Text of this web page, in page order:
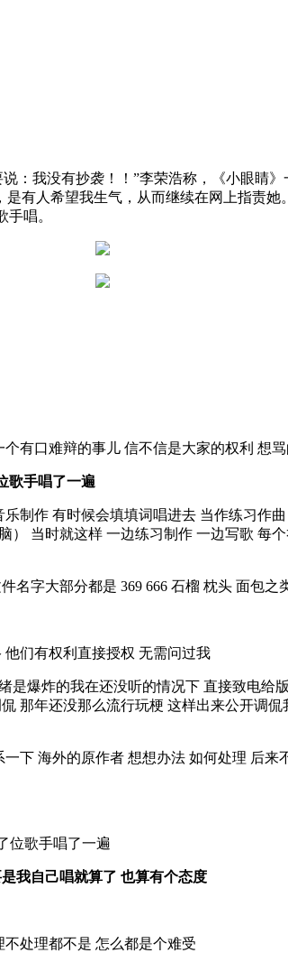
我没有抄袭！！”李荣浩称，《小眼睛》
有人希望我生气，从而继续在网上指责
唱。
有口难辩的事儿 信不信是大家的权利 想
歌手唱了一遍
作 有时候会填填词唱进去 当作练习作
） 当时就这样 一边练习制作 一边写歌 每
大部分都是 369 666 石榴 枕头 面包之
们有权利直接授权 无需问过我
爆炸的我在还没听的情况下 直接致电给
那年还没那么流行玩梗 这样出来公开调
海外的原作者 想想办法 如何处理 后来
位歌手唱了一遍
我自己唱就算了 也算有个态度
处理都不是 怎么都是个难受